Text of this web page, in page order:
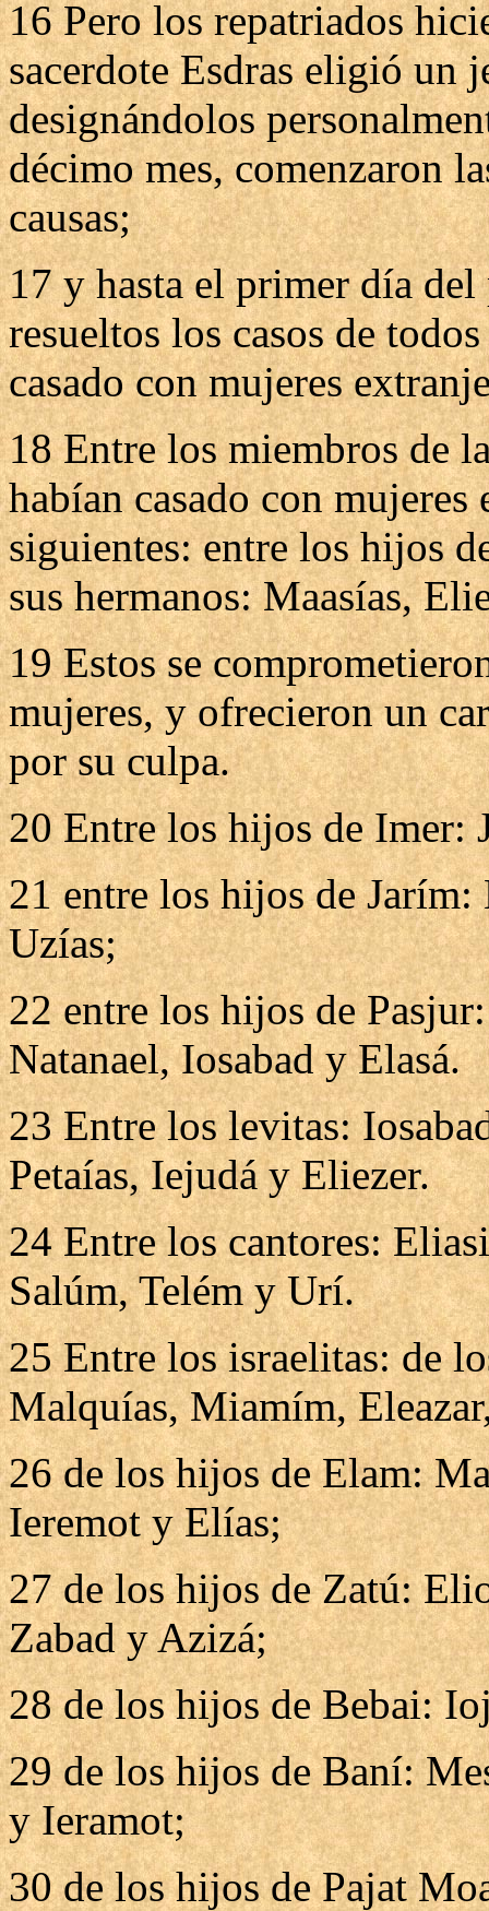
16 Pero los repatriados
sacerdote Esdras eligió un
designándolos
décimo mes, comenzaron
causas;
17 y hasta el primer día
resueltos los casos de
casado con mujeres
18 Entre los miembros de
habían casado con mujeres
siguientes: entre los hijos
sus hermanos: Maasías,
19 Estos se
mujeres, y ofrecieron un
por su culpa.
20 Entre los hijos de Imer:
21 entre los hijos de
Uzías;
22 entre los hijos de
Natanael, Iosabad y Elasá.
23 Entre los levitas:
Petaías, Iejudá y Eliezer.
24 Entre los cantores:
Salúm, Telém y Urí.
25 Entre los israelitas: de
Malquías, Miamím,
26 de los hijos de Elam:
Ieremot y Elías;
27 de los hijos de Zatú:
Zabad y Azizá;
28 de los hijos de Bebai:
29 de los hijos de Baní:
y Ieramot;
30 de los hijos de Pajat